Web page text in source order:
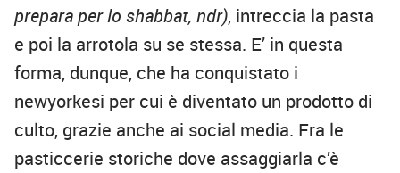
prepara per lo shabbat, ndr), intreccia la pasta
e poi la arrotola su se stessa. E’ in questa
forma, dunque, che ha conquistato i
newyorkesi per cui è diventato un prodotto di
culto, grazie anche ai social media. Fra le
pasticcerie storiche dove assaggiarla c’è